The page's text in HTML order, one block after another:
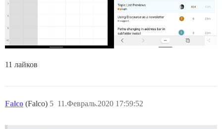
11 лайков
Falco (Falco) 11.Февраль.2020 17:59:52
5